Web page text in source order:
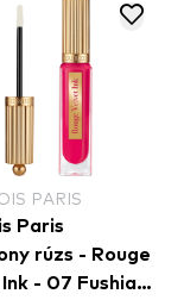
PARIS
Paris
rúzs - Rouge
- 07 Fushia